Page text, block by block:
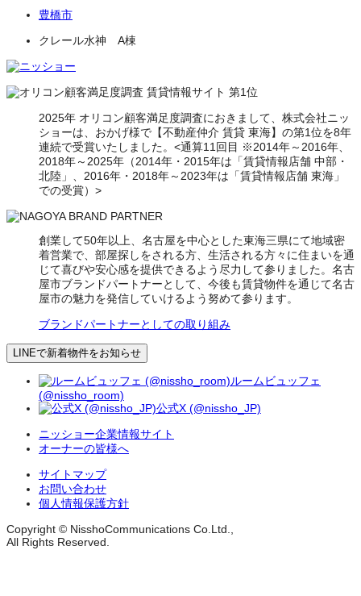
豊橋市
クレール水神 A棟
2025年 オリコン顧客満足度調査におきまして、株式会社ニッ
ショーは、おかげ様で【不動産仲介 賃貸 東海】の第1位を8年
連続で受賞いたしました。<通算11回目 ※2014年～2016年、
2018年～2025年（2014年・2015年は「賃貸情報店舗 中部・
北陸」、2016年・2018年～2023年は「賃貸情報店舗 東海」
での受賞）>
創業して50年以上、名古屋を中心とした東海三県にて地域密
着営業で、部屋探しをされる方、生活される方々に住まいを通
じて喜びや安心感を提供できるよう尽力して参りました。名古
屋市ブランドパートナーとして、今後も賃貸物件を通じて名古
屋市の魅力を発信していけるよう努めて参ります。
ブランドパートナーとしての取り組み
LINEで新着物件をお知らせ
ルームビュッフェ
(@nissho_room)
公式X (@nissho_JP)
ニッショー企業情報サイト
オーナーの皆様へ
サイトマップ
お問い合わせ
個人情報保護方針
Copyright © NisshoCommunications Co.Ltd.,
All Rights Reserved.